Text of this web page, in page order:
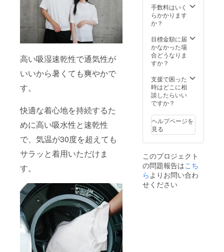
高い吸湿速乾性で通気性が
いいから暑くても爽やかで
す。
快適な着心地を持続するた
めに高い吸水性と速乾性
で、気温が30度を超えても
サラッと着用いただけま
す。
手数料はいく
らかかります
か？
目標金額に届
かなかった場
合どうなりま
すか？
支援で困った
時はどこに相
談したらいい
ですか？
ヘルプページを
見る
このプロジェクト
の問題報告はこち
らよりお問い合わ
せください